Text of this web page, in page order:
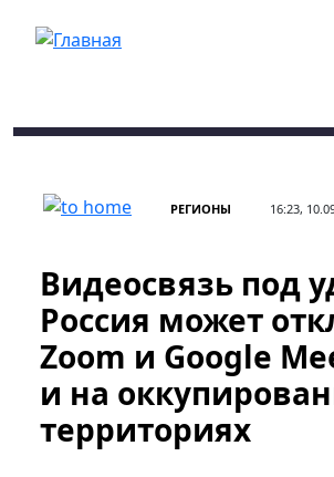
РЕГИОНЫ 16:23,
Видеосвязь под
Россия может
Zoom и Google
и на
территориях